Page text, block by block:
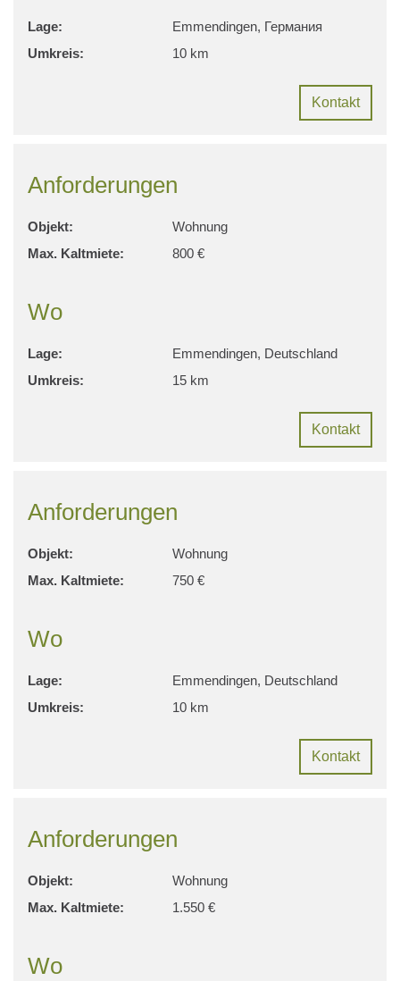
Lage:
Emmendingen, Германия
Umkreis:
10 km
Kontakt
Anforderungen
Objekt:
Wohnung
Max. Kaltmiete:
800 €
Wo
Lage:
Emmendingen, Deutschland
Umkreis:
15 km
Kontakt
Anforderungen
Objekt:
Wohnung
Max. Kaltmiete:
750 €
Wo
Lage:
Emmendingen, Deutschland
Umkreis:
10 km
Kontakt
Anforderungen
Objekt:
Wohnung
Max. Kaltmiete:
1.550 €
Wo